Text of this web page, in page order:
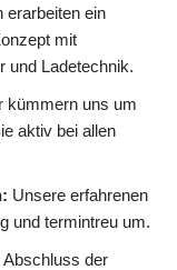
erarbeiten ein
mit
und Ladetechnik.
kümmern uns um
aktiv bei allen
Unsere erfahrenen
und termintreu um.
Abschluss der